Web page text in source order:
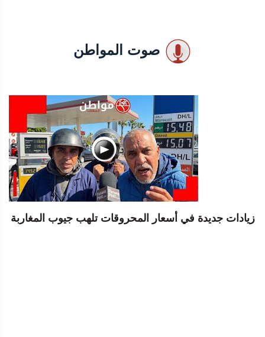
صوت المواطن
زيادات جديدة في أسعار المحروقات تلهب جيوب المغاربة